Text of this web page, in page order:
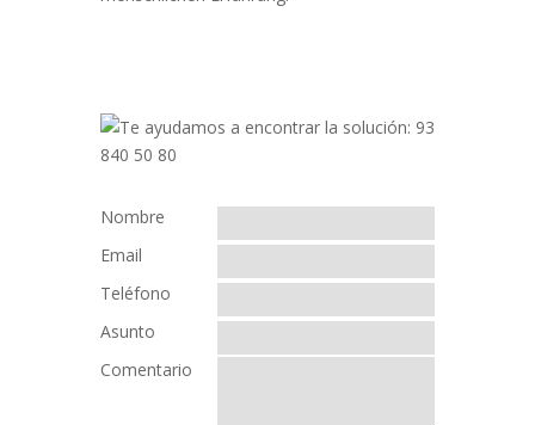
Nombre
Email
Teléfono
Asunto
Comentario